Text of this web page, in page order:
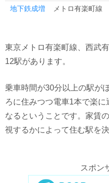
地下鉄成増 メトロ有楽町線
東京メトロ有楽町線、西武
12駅があります。
乗車時間が30分以上の駅が
ろに住みつつ電車1本で楽
なるということです。家賃
視するかによって住む駅を
スポン